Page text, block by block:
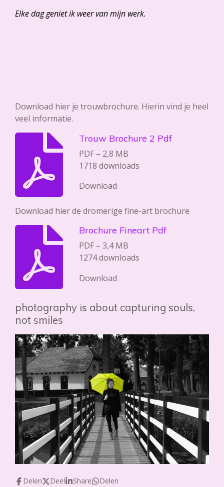
Elke dag geniet ik weer van mijn werk.
Download hier je trouwbrochure. Hierin vind je heel
veel informatie.
Trouw Brochure 2 Pdf
PDF – 2,8 MB
1718 downloads
Download
Download hier de dromerige fine-art brochure
Brochure Fineart Pdf
PDF – 3,4 MB
1274 downloads
Download
photography is about capturing souls,
not smiles
Delen Deel Share Delen